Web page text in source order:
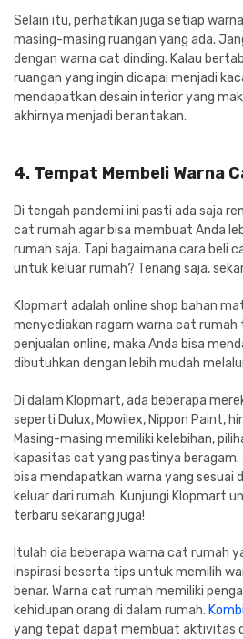
Selain itu, perhatikan juga setiap
masing-masing ruangan yang ada.
dengan warna cat dinding. Kalau
ruangan yang ingin dicapai menjadi
mendapatkan desain interior yang
akhirnya menjadi berantakan.
4. Tempat Membeli Warna
Di tengah pandemi ini pasti ada saja
cat rumah agar bisa membuat Anda
rumah saja. Tapi bagaimana cara beli
untuk keluar rumah? Tenang saja,
Klopmart adalah online shop bahan
menyediakan ragam warna cat rumah
penjualan online, maka Anda bisa
dibutuhkan dengan lebih mudah
Di dalam Klopmart, ada beberapa
seperti Dulux, Mowilex, Nippon Paint,
Masing-masing memiliki kelebihan,
kapasitas cat yang pastinya beragam.
bisa mendapatkan warna yang sesuai
keluar dari rumah. Kunjungi Klopmart
terbaru sekarang juga!
Itulah dia beberapa warna cat rumah
inspirasi beserta tips untuk memilih
benar. Warna cat rumah memiliki
kehidupan orang di dalam rumah.
yang tepat dapat membuat aktivitas